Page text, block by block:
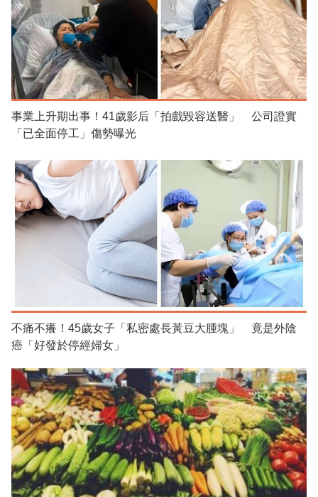
事業上升期出事！41歲影后「拍戲毀容送醫」 公司證實
「已全面停工」傷勢曝光
不痛不癢！45歲女子「私密處長黃豆大腫塊」 竟是外陰
癌「好發於停經婦女」